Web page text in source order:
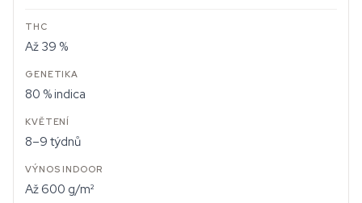
Až 39 %
80 % indica
8–9 týdnů
Až 600 g/m²